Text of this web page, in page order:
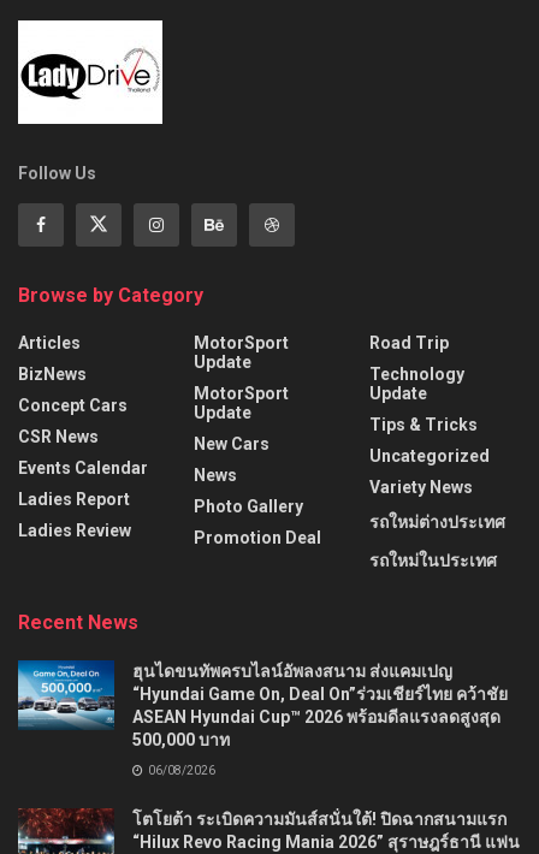
Follow Us
Browse by Category
Articles
BizNews
Concept Cars
CSR News
Events Calendar
Ladies Report
Ladies Review
MotorSport
Update
MotorSport
Update
New Cars
News
Photo Gallery
Promotion Deal
Road Trip
Technology
Update
Tips & Tricks
Uncategorized
Variety News
รถใหม่ต่างประเทศ
รถใหม่ในประเทศ
Recent News
ฮุนไดขนทัพครบไลน์อัพลงสนาม ส่งแคมเปญ
“Hyundai Game On, Deal On”ร่วมเชียร์ไทย คว้าชัย
ASEAN Hyundai Cup™ 2026 พร้อมดีลแรงลดสูงสุด
500,000 บาท
06/08/2026
โตโยต้า ระเบิดความมันส์สนั่นใต้! ปิดฉากสนามแรก
“Hilux Revo Racing Mania 2026” สุราษฎร์ธานี แฟน